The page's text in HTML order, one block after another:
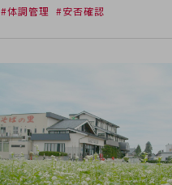
#体調管理 #安否確認